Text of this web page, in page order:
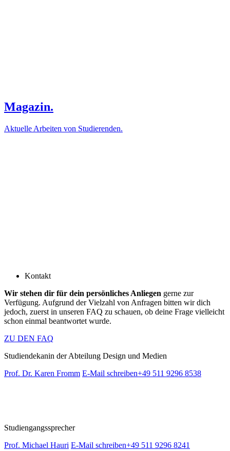
Magazin.
Aktuelle Arbeiten von Studierenden.
Kontakt
Wir stehen dir für dein persönliches Anliegen gerne zur
Verfügung. Aufgrund der Vielzahl von Anfragen bitten wir dich
jedoch, zuerst in unseren FAQ zu schauen, ob deine Frage vielleicht
schon einmal beantwortet wurde.
ZU DEN FAQ
Studiendekanin der Abteilung Design und Medien
Prof. Dr. Karen Fromm E-Mail schreiben+49 511 9296 8538
Studiengangssprecher
Prof. Michael Hauri E-Mail schreiben+49 511 9296 8241